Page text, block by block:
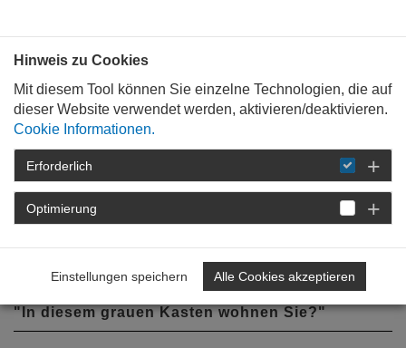
STARTSEITE
PREISE
UND AUSZEICHNUNGSVERFAHREN
ARCHITEKTURPREIS RHEINLAND-PFALZ 2005
"In diesem grauen Kasten wohnen Sie?"
Hinweis zu Cookies
Mit diesem Tool können Sie einzelne Technologien, die auf
dieser Website verwendet werden, aktivieren/deaktivieren.
Cookie Informationen.
Erforderlich
Optimierung
Einstellungen speichern Alle Cookies akzeptieren